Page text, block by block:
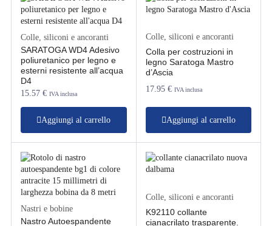
Colle, siliconi e ancoranti
SARATOGA WD4 Adesivo
poliuretanico per legno e
esterni resistente all’acqua
D4
15.57€ IVA inclusa
Aggiungi al carrello
Colle, siliconi e ancoranti
Colla per costruzioni in
legno Saratoga Mastro
d’Ascia
17.95 € IVA inclusa
Aggiungi al carrello
Nastri e bobine
Nastro Autoespandente
Colle, siliconi e ancoranti
K92110 collante
cianacrilato trasparente.